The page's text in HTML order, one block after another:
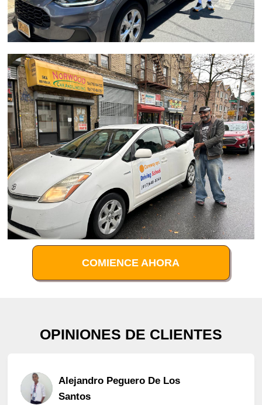
COMIENCE AHORA
OPINIONES DE CLIENTES
Alejandro Peguero De Los
Santos